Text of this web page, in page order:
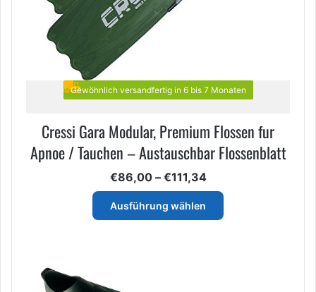
Gewöhnlich versandfertig in 6 bis 7 Monaten
Cressi Gara Modular, Premium Flossen fur
Apnoe / Tauchen – Austauschbar Flossenblatt
€86,00 – €111,34Preisspanne:
€86,00
€111,34
Ausführung wählen
Dieses
Produkt